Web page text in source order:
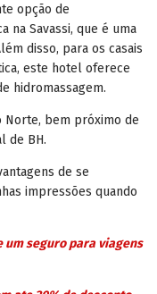
o
n
s
A
p
p
opção de
na Savassi, que é uma
disso, para os casais
este hotel oferece
hidromassagem.
Norte, bem próximo de
de BH.
de se
impressões quando
um seguro para viagens